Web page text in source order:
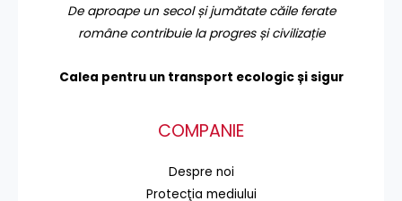
De aproape un secol și jumătate căile ferate
române contribuie la progres și civilizație
Calea pentru un transport ecologic și sigur
COMPANIE
Despre noi
Protecţia mediului